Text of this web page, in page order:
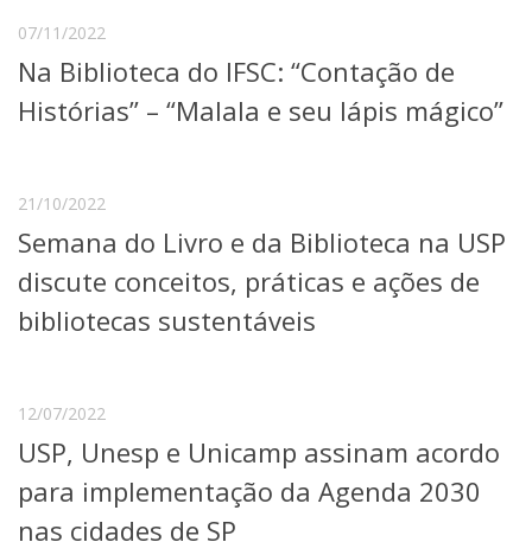
Museus e Espaços Interativos
Serviços
Bibliotecas
Outros serviços
Comunicação
Assessorias e Mídias
Aplicativos e Sites
Jornal da USP
07/11/2022
Na Biblioteca do IFSC: “Contação de
Histórias” – “Malala e seu lápis mágico”
21/10/2022
Semana do Livro e da Biblioteca na USP
discute conceitos, práticas e ações de
bibliotecas sustentáveis
12/07/2022
USP, Unesp e Unicamp assinam acordo
para implementação da Agenda 2030
nas cidades de SP